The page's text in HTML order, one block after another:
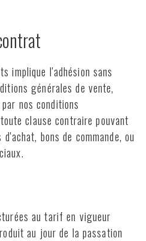
implique l'adhésion sans
générales de vente,
nos conditions
clause contraire pouvant
bons de commande, ou
au tarif en vigueur
au jour de la passation